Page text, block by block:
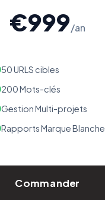
€999/an
50 URLS cibles
200 Mots-clés
Gestion Multi-projets
Rapports Marque Blanche
Commander